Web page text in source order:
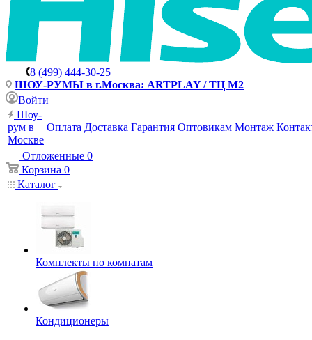
8 (499) 444-30-25
ШОУ-РУМЫ в г.Москва: ARTPLAY / ТЦ М2
Войти
Шоу-
рум в
Москве
Оплата Доставка Гарантия Оптовикам Монтаж
Отложенные 0
Корзина 0
Каталог
Комплекты по комнатам
Кондиционеры